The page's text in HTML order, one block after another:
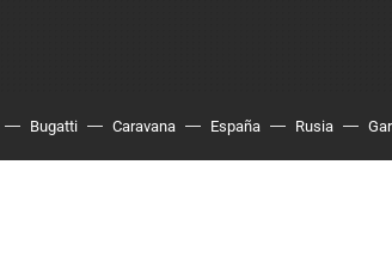
Bugatti Caravana España Rusia